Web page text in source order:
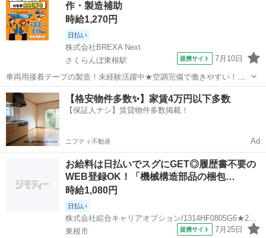
仕事をお探しにおスス...作・製造補助
時給1,270円
日払い
株式会社BREXA Next
さくらんぼ東根駅
提携サイト 7月10日
車両用接着テープの製造！未経験活躍中★空調完備で働きやすい！日
払い制度あり！嬉しい土日祝休み＆年間休日125日でプライベートも充
実♪正社員登用制度あり！1食260円程度の格安食堂あり！《山形県東根
市》 人気の工場のお仕事 ...
山形 東根市 さくらんぼ東根駅 その他
【格安物件多数✨】家賃4万円以下多数
【保証人ナシ】賃貸物件多数掲載！
ニフティ不動産 Ad
お給料は日払いでスグにGET◎履歴書不要の
WEB登録OK！「機械構造部品の梱包…
時給1,080円
日払い
株式会社綜合キャリアオプション/1314HF0805G6★29-N
東根市
提携サイト 7月25日